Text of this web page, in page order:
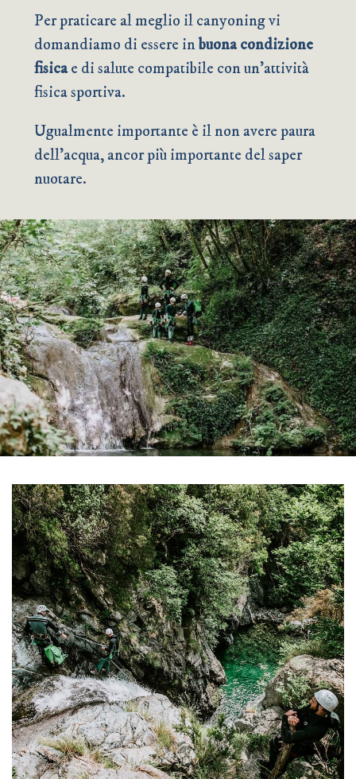
Per praticare al meglio il canyoning vi
domandiamo di essere inbuona condizione
fisicae di salute compatibile con un’attività
fisica sportiva.
Ugualmente importante è il non avere paura
dell’acqua, ancor più importante del saper
nuotare.